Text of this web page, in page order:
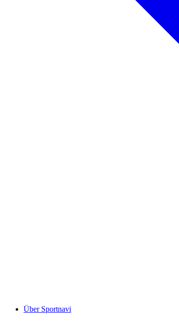
Über Sportnavi